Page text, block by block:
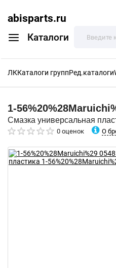
abisparts.ru
Каталоги
ЛККаталоги группРед.каталоги
1-
Смазка универсальная
0 оценок О